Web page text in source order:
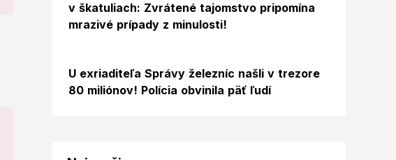
v škatuliach: Zvrátené tajomstvo pripomína
mrazivé prípady z minulosti!
U exriaditeľa Správy železníc našli v trezore
80 miliónov! Polícia obvinila päť ľudí